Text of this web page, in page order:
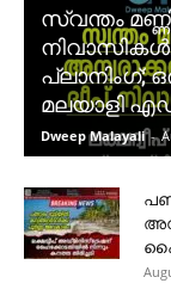
സ്വന്തം
പ്ലാനിംഗ്;
മലയാളി
Dweep Malayali -